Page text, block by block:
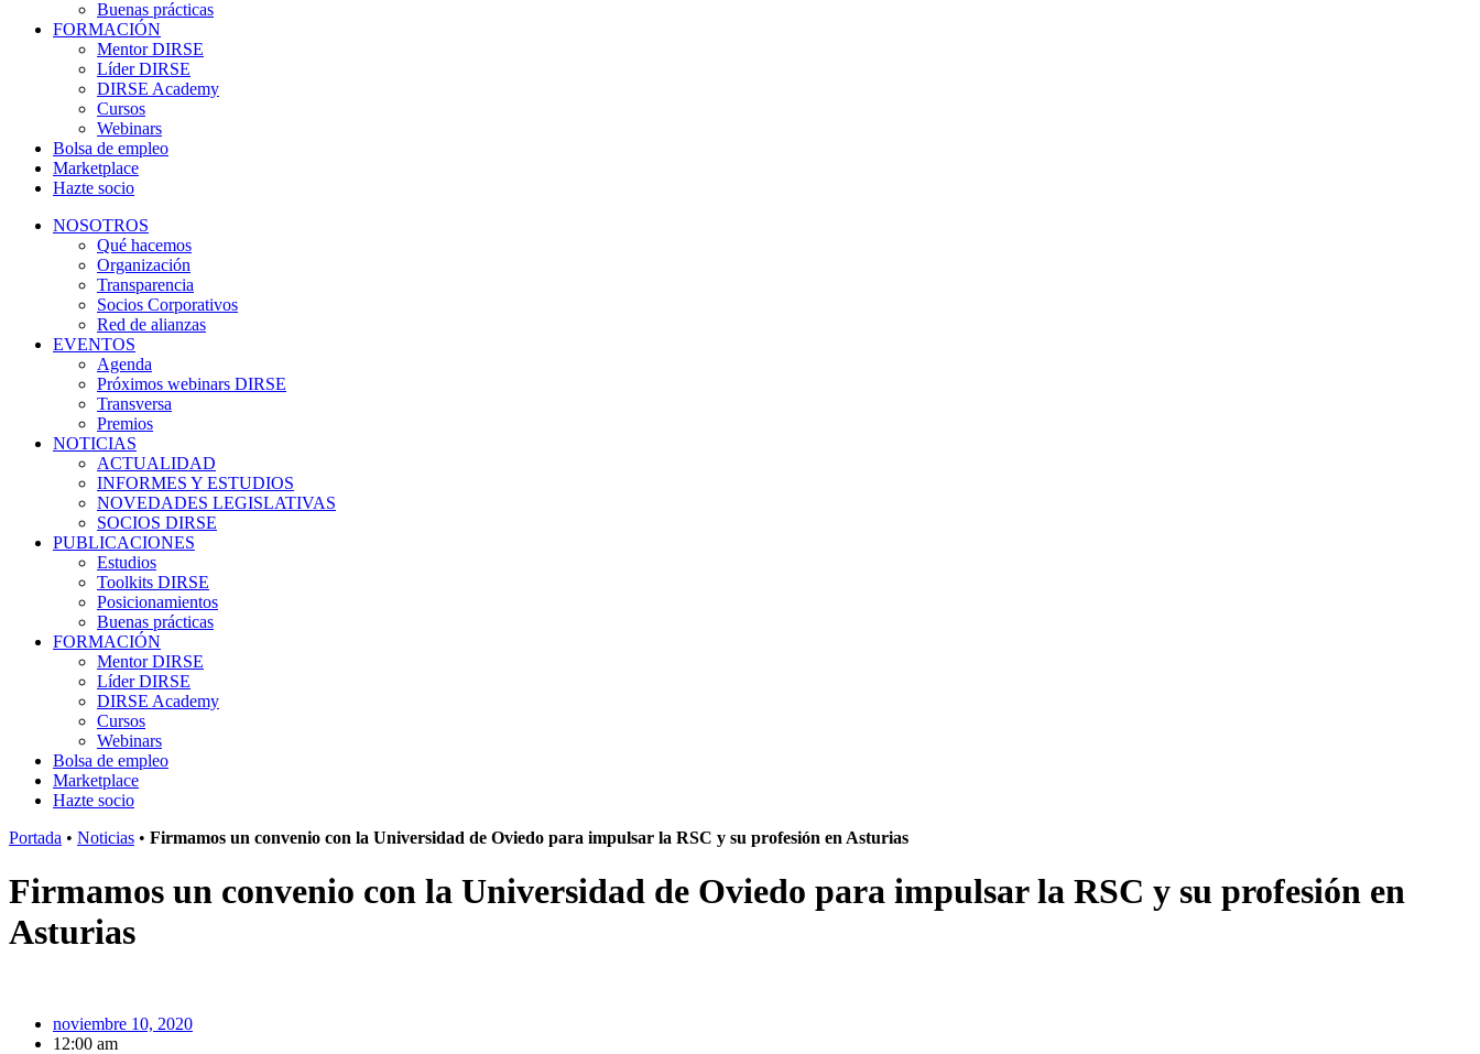
Buenas prácticas
FORMACIÓN
Mentor DIRSE
Líder DIRSE
DIRSE Academy
Cursos
Webinars
Bolsa de empleo
Marketplace
Hazte socio
NOSOTROS
Qué hacemos
Organización
Transparencia
Socios Corporativos
Red de alianzas
EVENTOS
Agenda
Próximos webinars DIRSE
Transversa
Premios
NOTICIAS
ACTUALIDAD
INFORMES Y ESTUDIOS
NOVEDADES LEGISLATIVAS
SOCIOS DIRSE
PUBLICACIONES
Estudios
Toolkits DIRSE
Posicionamientos
Buenas prácticas
FORMACIÓN
Mentor DIRSE
Líder DIRSE
DIRSE Academy
Cursos
Webinars
Bolsa de empleo
Marketplace
Hazte socio
Portada • Noticias • Firmamos un convenio con la Universidad de Oviedo para impulsar la RSC y su profesión en Asturias
Firmamos un convenio con la Universidad de Oviedo para impulsar la RSC y su profesión en
Asturias
noviembre 10, 2020
12:00 am